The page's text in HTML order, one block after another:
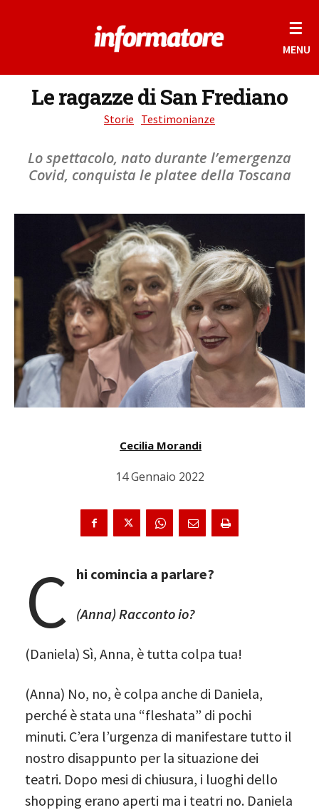
☰
MENU
Le ragazze di San Frediano
Storie Testimonianze
Lo spettacolo, nato durante l’emergenza
Covid, conquista le platee della Toscana
Cecilia Morandi
14 Gennaio 2022
C hi comincia a parlare?
(Anna) Racconto io?
(Daniela) Sì, Anna, è tutta colpa tua!
(Anna) No, no, è colpa anche di Daniela,
perché è stata una “fleshata” di pochi
minuti. C’era l’urgenza di manifestare tutto il
nostro disappunto per la situazione dei
teatri. Dopo mesi di chiusura, i luoghi dello
shopping erano aperti ma i teatri no. Daniela